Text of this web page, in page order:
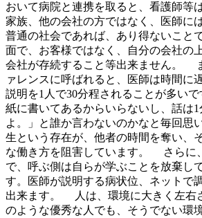
おいて病院と連携を取ると、看護師等
家族、他の会社の方ではなく、医師に
普通の社会であれば、あり得ないこと
面で、お客様ではなく、自分の会社の
会社が存続すること等出来ません。
ァレンスに呼ばれると、医師は時間に
説明を1人で30分程されることが多い
紙に書いてあるからいらないし、話は
よ。」と誰か言わないのかなと毎回思
生という存在が、他者の時間を奪い、
な働き方を阻害しています。 さらに
で、呼ぶ側は自らが学ぶことを放棄し
す。医師が説明する病状位、ネットで
出来ます。 人は、環境に大きく左右
のような優秀な人でも、そうでない環